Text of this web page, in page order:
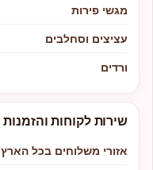
מגשי פירות
עציצים וסחלבים
ורדים
שירות לקוחות והזמנות
אזורי משלוחים בכל הארץ